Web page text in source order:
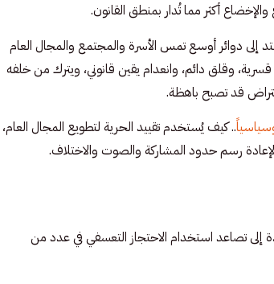
أكثر مما تُدار بمنطق القانون.
دوائر أوسع تمس الأسرة والمجتمع والمجال العام
وقلق دائم، وانعدام يقين قانوني، ويترك من خلفه
قد تصبح باهظة.
.. كيف يُستخدم تقييد الحرية لتطويع المجال العام،
لإعادة رسم حدود المشاركة والصوت والاختلاف.
إلى تصاعد استخدام الاحتجاز التعسفي في عدد من